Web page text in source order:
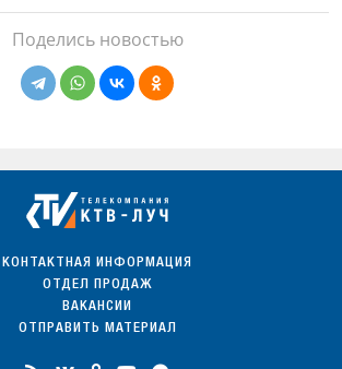
Поделись новостью
КОНТАКТНАЯ ИНФОРМАЦИЯ
ОТДЕЛ ПРОДАЖ
ВАКАНСИИ
ОТПРАВИТЬ МАТЕРИАЛ